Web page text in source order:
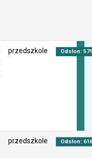
przedszkole Odsłon: 579
przedszkole Odsłon: 616